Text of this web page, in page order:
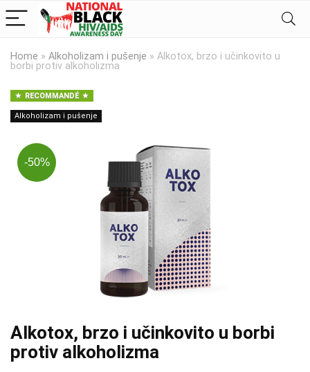
Home » Alkoholizam i pušenje » Alkotox, brzo i učinkovito u
borbi protiv alkoholizma
RECOMMANDÉ
Alkoholizam i pušenje
-50%
Alkotox, brzo i učinkovito u borbi
protiv alkoholizma